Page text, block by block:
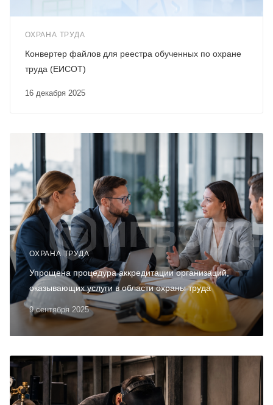
ОХРАНА ТРУДА
16 декабря 2025
Конвертер файлов для реестра обученных по охране
труда (ЕИСОТ)
ОХРАНА ТРУДА
9 сентября 2025
Упрощена процедура аккредитации организаций,
оказывающих услуги в области охраны труда